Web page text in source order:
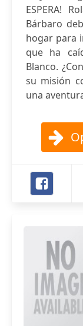
ESPERA!
Bárbaro
hogar para
que ha
Blanco.
su misión
una